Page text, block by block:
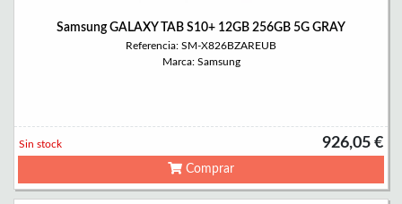
Samsung GALAXY TAB S10+ 12GB 256GB 5G GRAY
Referencia: SM-X826BZAREUB
Marca: Samsung
926,05 €
Sin stock
Comprar